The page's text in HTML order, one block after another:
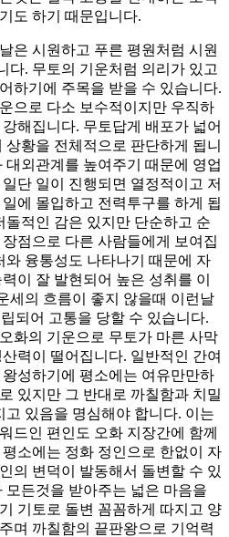
도 하기 때문입니다.
은 시원하고 푸른 평원처럼 시원
다. 무토의 기운처럼 의리가 있고
하기에 주목을 받을 수 있습니다.
으로 다소 보수적이지만 우직하
해집니다. 무토답게 배포가 넓어
황을 전체적으로 판단하게 됩니
외관계를 높여주기 때문에 영업
단 일이 진행되면 열정적이고 저
에 몰입하고 전력투구를 하게 됩
돌적인 감은 있지만 단순하고 순
점으로 다른 사람들에게 보여집
와 융통성도 나타나기 때문에 자
이 잘 발현되어 높은 성취를 이
세의 흐름이 좋지 않을때 이런날
되어 고통을 당할 수 있습니다.
화의 기운으로 무토가 마른 사막
력이 떨어집니다. 일반적인 간여
성하기에 평소에는 여유만만하
있지만 그 반대로 까칠함과 치밀
있음을 명심해야 합니다. 이는
드인 편인도 오화 지장간에 함께
소에는 정화 정인으로 한없이 자
의 변덕이 발동해서 돌변할 수 있
모든것을 받아주는 넓은 마음을
기토로 돌변 꼼꼼하게 따지고 양
며 까칠함의 끝판왕으로 기억력